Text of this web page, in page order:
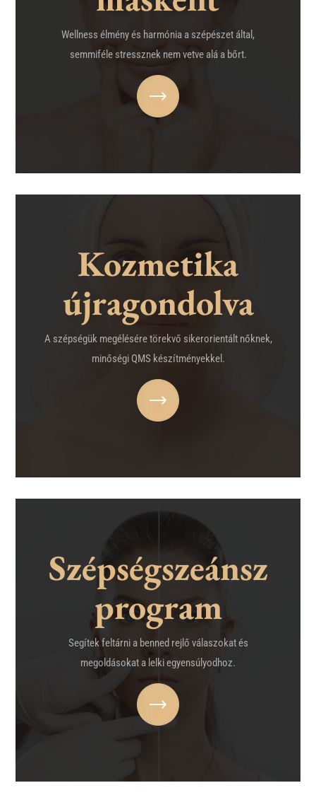
Wellness élmény és harmónia a szépészet által,
semmiféle stressznek nem vetve alá a bőrt.
Kozmetika
újragondolva
A szépségük megélésére törekvő sikerorientált nőknek,
minőségi QMS készítményekkel.
Szépségszeánsz
program
Segítek feltárni a benned rejlő válaszokat és
megoldásokat a lelki egyensúlyodhoz.